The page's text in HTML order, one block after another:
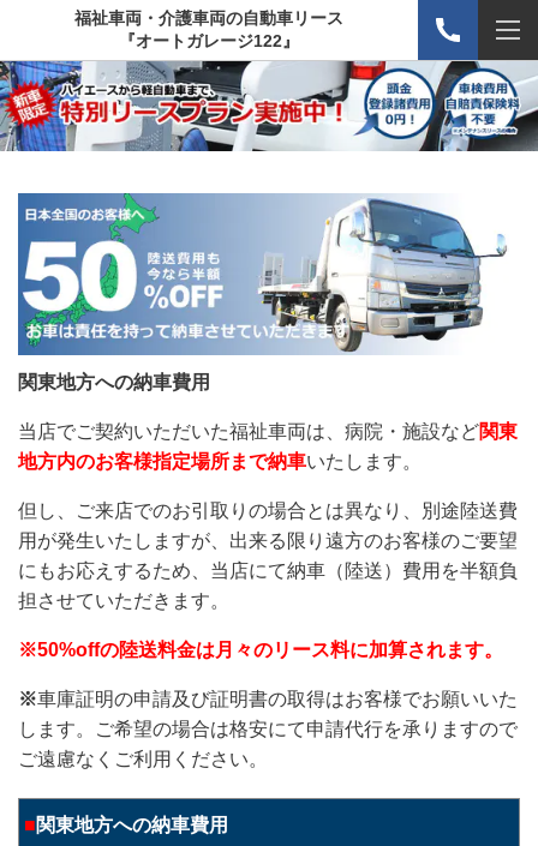
福祉車両・介護車両の自動車リース
『オートガレージ122』
関東地方への納車費用
当店でご契約いただいた福祉車両は、病院・施設など関東
地方内のお客様指定場所まで納車いたします。
但し、ご来店でのお引取りの場合とは異なり、別途陸送費
用が発生いたしますが、出来る限り遠方のお客様のご要望
にもお応えするため、当店にて納車（陸送）費用を半額負
担させていただきます。
※50%offの陸送料金は月々のリース料に加算されます。
※車庫証明の申請及び証明書の取得はお客様でお願いいた
します。ご希望の場合は格安にて申請代行を承りますので
ご遠慮なくご利用ください。
■関東地方への納車費用